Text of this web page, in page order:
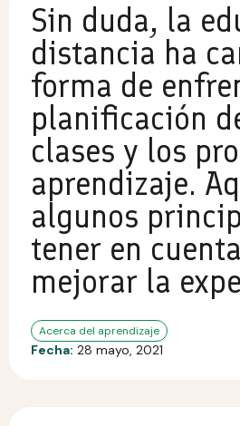
Sin duda, la
distancia ha
forma de
planificación
clases y los
aprendizaje.
algunos
tener en
mejorar la
Acerca del aprendizaje
Fecha: 28 mayo, 2021